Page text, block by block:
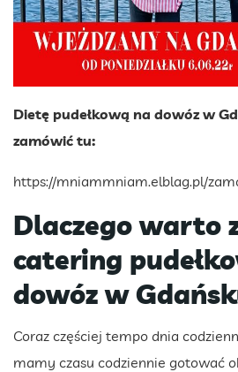
Dietę pudełkową na dowóz w
zamówić tu:
https://mniammniam.elblag.pl/
Dlaczego warto
catering
dowóz w
Coraz częściej tempo dnia
mamy czasu codziennie gotować